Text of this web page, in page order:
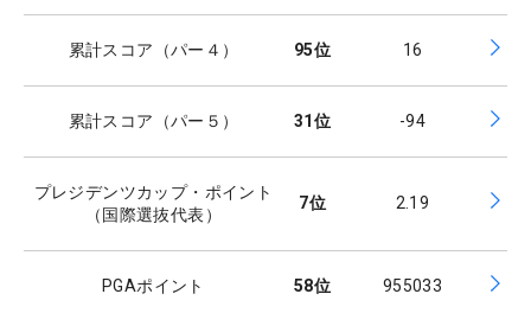
累計スコア（パー４） 95位 16
累計スコア（パー５） 31位 -94
プレジデンツカップ・ポイント
（国際選抜代表）
7位 2.19
PGAポイント 58位 955033